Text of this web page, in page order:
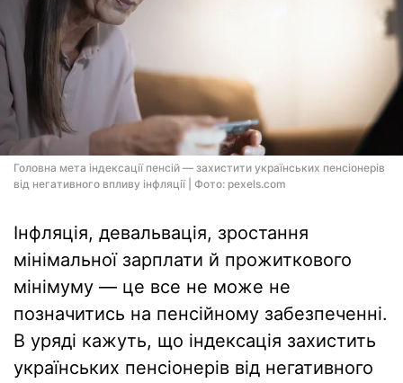
Головна мета індексації пенсій — захистити українських пенсіонерів
від негативного впливу інфляції | Фото: pexels.com
Інфляція, девальвація, зростання
мінімальної зарплати й прожиткового
мінімуму — це все не може не
позначитись на пенсійному забезпеченні.
В уряді кажуть, що індексація захистить
українських пенсіонерів від негативного